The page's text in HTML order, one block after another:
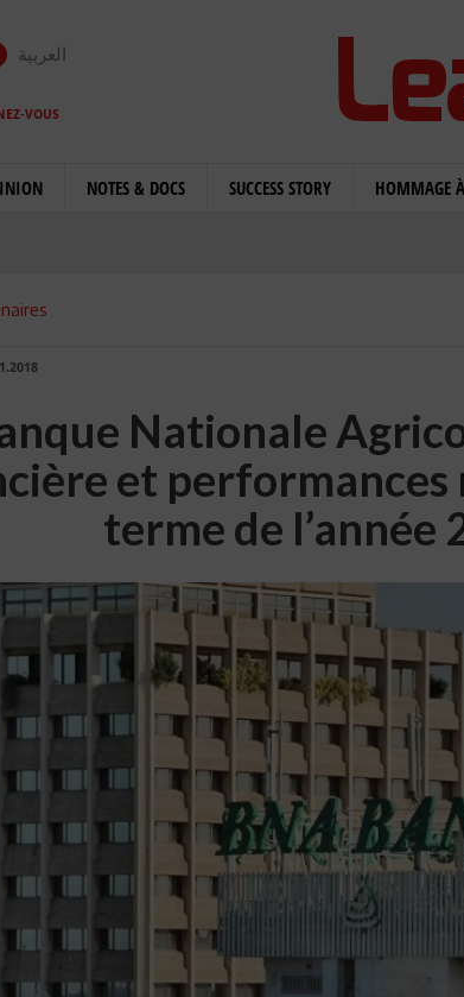
العربية
VOUS
NOTES & DOCS SUCCESS STORY HOMMAGE
Nationale
et performances
terme de l’année